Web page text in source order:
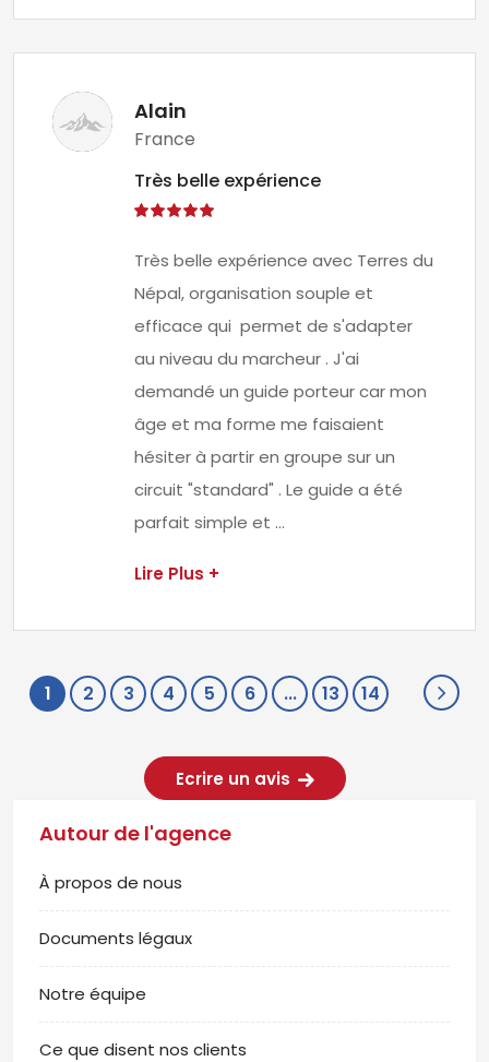
Alain
France
Très belle expérience
Très belle expérience avec Terres du
Népal, organisation souple et
efficace qui permet de s'adapter
au niveau du marcheur . J'ai
demandé un guide porteur car mon
âge et ma forme me faisaient
hésiter à partir en groupe sur un
circuit "standard" . Le guide a été
parfait simple et ...
Lire Plus +
1 2 3 4 5 6 ... 13 14
Ecrire un avis
Autour de l'agence
À propos de nous
Documents légaux
Notre équipe
Ce que disent nos clients